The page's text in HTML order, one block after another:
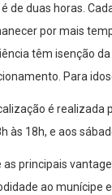
de duas horas.
por mais
têm isenção
Para
é realizada
às 18h, e aos
as principais
ao munícipe